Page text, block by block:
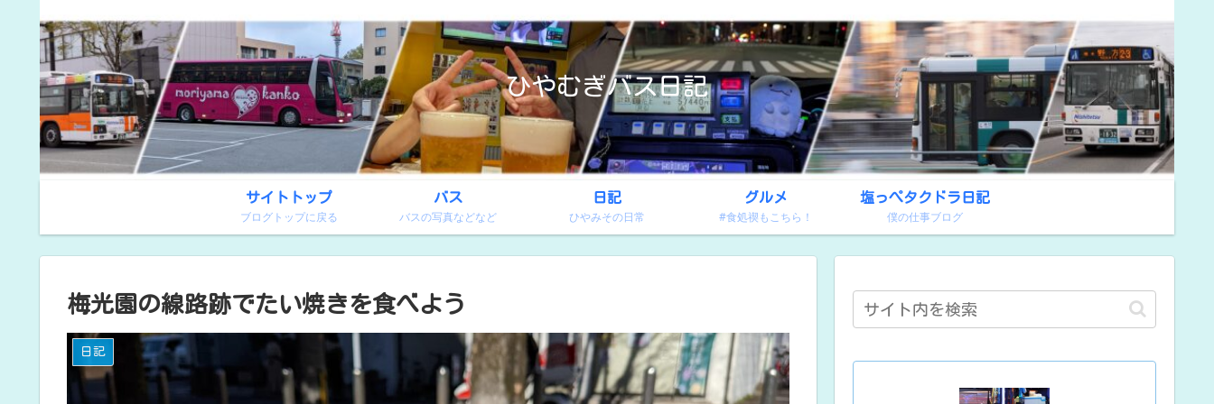
ひやむぎバス日記
サイトトップ
ブログトップに戻る
バス
バスの写真などなど
日記
ひやみその日常
グルメ
#食処禊もこちら！
塩っぺタクドラ日記
僕の仕事ブログ
梅光園の線路跡でたい焼きを食べよう
日記